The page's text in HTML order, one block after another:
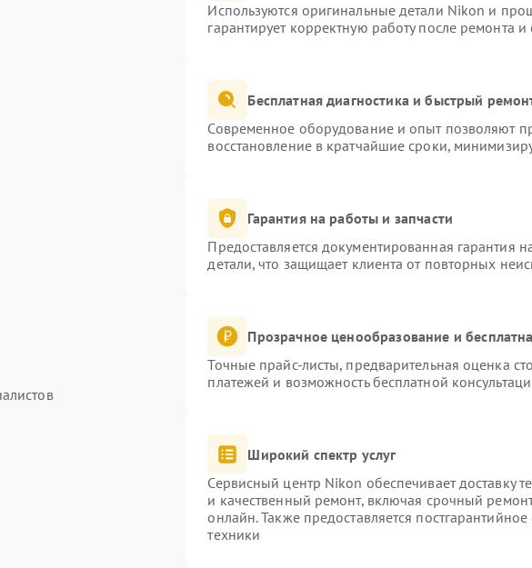
Используются оригинальные детали Nikon и
гарантирует корректную работу после ремонта
Бесплатная диагностика и быстрый
Современное оборудование и опыт позволяют
восстановление в кратчайшие сроки,
Гарантия на работы и запчасти
Предоставляется документированная
детали, что защищает клиента от повторных
Прозрачное ценообразование и
Точные прайс-листы, предварительная оценка
платежей и возможность бесплатной
Широкий спектр услуг
Сервисный центр Nikon обеспечивает доставку
и качественный ремонт, включая срочный
онлайн. Также предоставляется
техники